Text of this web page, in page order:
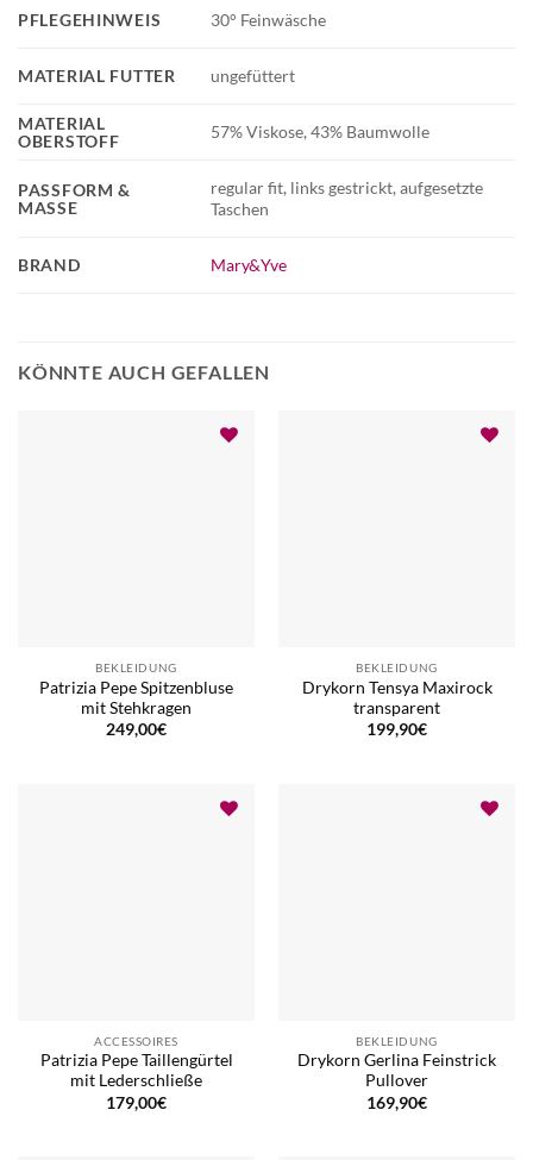
BRAND Mary&Yve
PFLEGEHINWEIS 30° Feinwäsche
MATERIAL FUTTER ungefüttert
MATERIAL
OBERSTOFF
57% Viskose, 43% Baumwolle
PASSFORM &
MASSE
regular fit, links gestrickt, aufgesetzte
Taschen
KÖNNTE AUCH GEFALLEN
BEKLEIDUNG
Patrizia Pepe Spitzenbluse
mit Stehkragen
249,00€
BEKLEIDUNG
Drykorn Tensya Maxirock
transparent
199,90€
ACCESSOIRES
Patrizia Pepe Taillengürtel
mit Lederschließe
179,00€
BEKLEIDUNG
Drykorn Gerlina Feinstrick
Pullover
169,90€